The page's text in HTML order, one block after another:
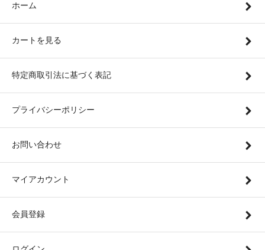
ホーム
カートを見る
特定商取引法に基づく表記
プライバシーポリシー
お問い合わせ
マイアカウント
会員登録